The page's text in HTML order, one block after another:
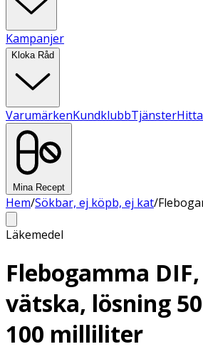
Kampanjer
Kloka Råd
VarumärkenKundklubbTjänster
Mina Recept
Hem/Sökbar, ej köpb, ej kat/
Läkemedel
Flebogamma
vätska, lösning
100 milliliter